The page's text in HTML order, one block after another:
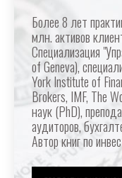
Более 8 лет
млн. активов
Специализация
of Geneva),
York Institute of
Brokers, IMF, The
наук (PhD),
аудиторов,
Автор книг по